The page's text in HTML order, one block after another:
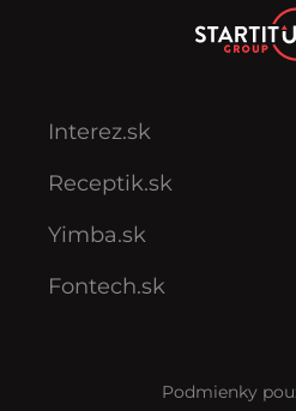
Interez.sk
Receptik.sk
Yimba.sk
Fontech.sk
Podmienky